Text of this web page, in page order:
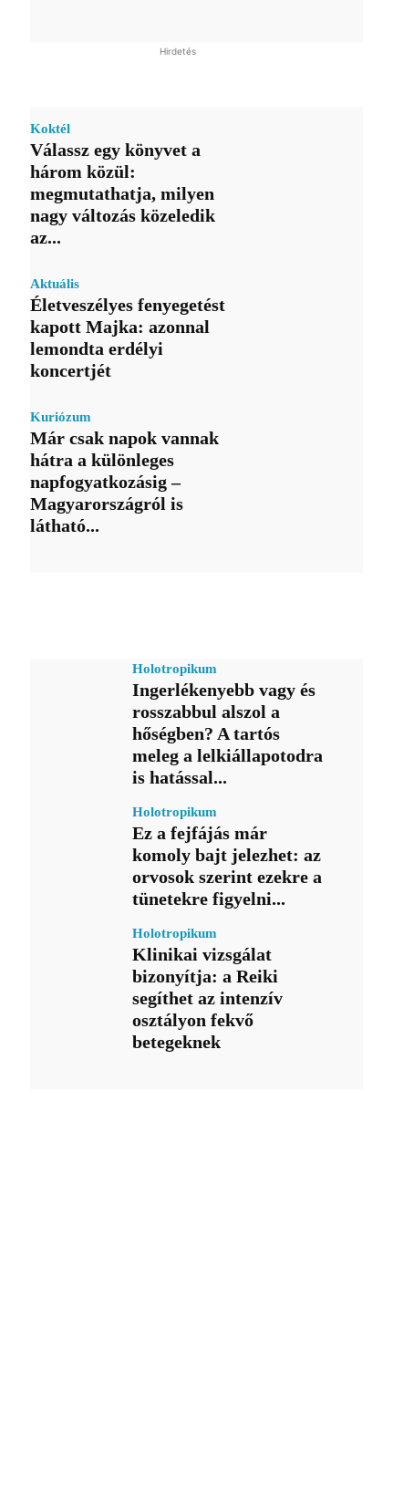
Hirdetés
Koktél
Válassz egy könyvet a
három közül:
megmutathatja, milyen
nagy változás közeledik
az...
Aktuális
Életveszélyes fenyegetést
kapott Majka: azonnal
lemondta erdélyi
koncertjét
Kuriózum
Már csak napok vannak
hátra a különleges
napfogyatkozásig –
Magyarországról is
látható...
Holotropikum
Ingerlékenyebb vagy és
rosszabbul alszol a
hőségben? A tartós
meleg a lelkiállapotodra
is hatással...
Holotropikum
Ez a fejfájás már
komoly bajt jelezhet: az
orvosok szerint ezekre a
tünetekre figyelni...
Holotropikum
Klinikai vizsgálat
bizonyítja: a Reiki
segíthet az intenzív
osztályon fekvő
betegeknek